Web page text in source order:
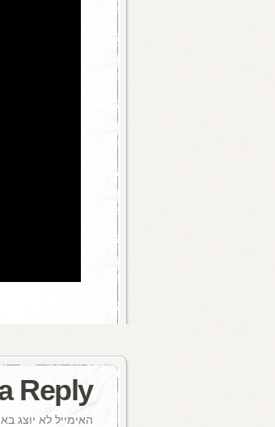
Reply
האימייל לא יוצג